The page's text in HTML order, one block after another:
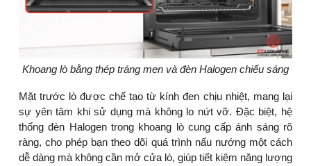
Khoang lò bằng thép tráng men và đèn Halogen chiếu sáng
Mặt trước lò được chế tạo từ kính đen chịu nhiệt, mang lại
sự yên tâm khi sử dụng mà không lo nứt vỡ. Đặc biệt, hệ
thống đèn Halogen trong khoang lò cung cấp ánh sáng rõ
ràng, cho phép bạn theo dõi quá trình nấu nướng một cách
dễ dàng mà không cần mở cửa lò, giúp tiết kiệm năng lượng